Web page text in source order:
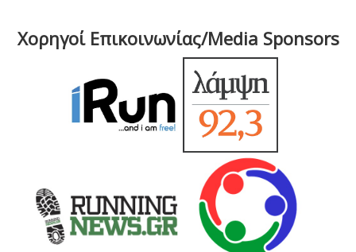
Χορηγοί Επικοινωνίας/Media Sponsors